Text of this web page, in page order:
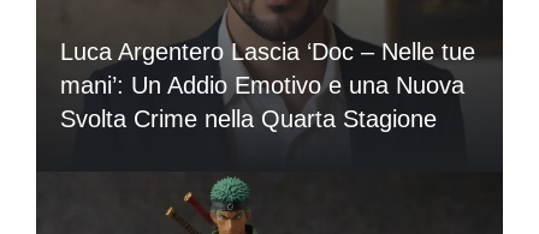
Luca Argentero Lascia ‘Doc – Nelle tue
mani’: Un Addio Emotivo e una Nuova
Svolta Crime nella Quarta Stagione